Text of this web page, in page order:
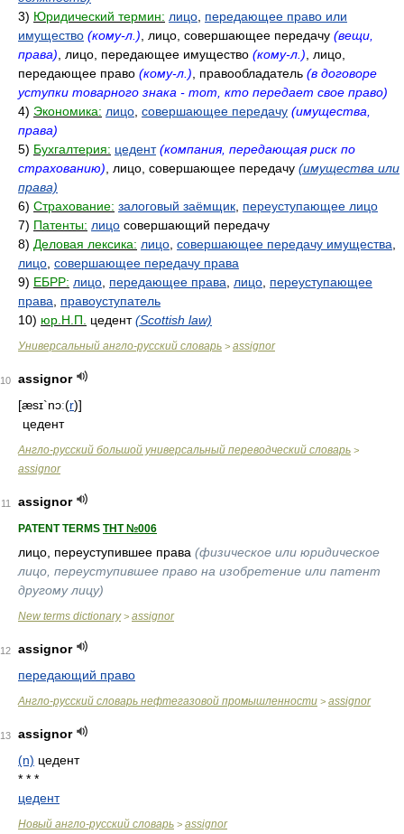
3) Юридический термин: лицо передающее право или
имущество (кому-л.) , лицо, совершающее передачу (вещи,
права) , лицо, передающее имущество (кому-л.) , лицо,
передающее право (кому-л.) , правообладатель (в договоре
уступки товарного знака - тот, кто передает свое право)
4) Экономика: лицо совершающее передачу (имущества,
права)
5) Бухгалтерия: цедент (компания, передающая риск по
страхованию) , лицо, совершающее передачу (имущества или
права)
6) Страхование: залоговый заёмщик переуступающее лицо
7) Патенты: лицо совершающий передачу
8) Деловая лексика: лицо совершающее передачу имущества
лицо совершающее передачу права
9) ЕБРР: лицо передающее права лицо переуступающее
права
правоуступатель
10) юр.Н.П. цедент(Scottish law)
Универсальный англо-русский словарь > assignor
10
assignor
[æsɪ`nɔː(r)]
цедент
Англо-русский большой универсальный переводческий словарь >
assignor
11 assignor
PATENT TERMS ТНТ №006
лицо, переуступившее права (физическое или юридическое
лицо, переуступившее право на изобретение или патент
другому лицу)
New terms dictionary> assignor
12
assignor
передающий право
Англо-русский словарь нефтегазовой промышленности > assignor
13
assignor
(n) цедент
* * *
цедент
Новый англо-русский словарь > assignor